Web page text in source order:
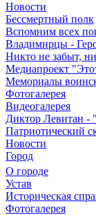
Новости
Бессмертный полк
Вспомним всех
Владимирцы -
Никто не забыт,
Медиапроект
Мемориалы
Фотогалерея
Видеогалерея
Диктор Левитан -
Патриотический
Новости
Город
О городе
Устав
Историческая
Фотогалерея